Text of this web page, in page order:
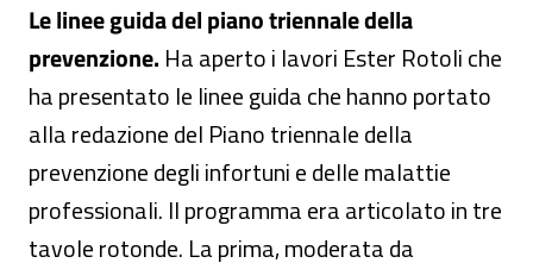
Le linee guida del piano triennale della
prevenzione. Ha aperto i lavori Ester Rotoli che
ha presentato le linee guida che hanno portato
alla redazione del Piano triennale della
prevenzione degli infortuni e delle malattie
professionali. Il programma era articolato in tre
tavole rotonde. La prima, moderata da